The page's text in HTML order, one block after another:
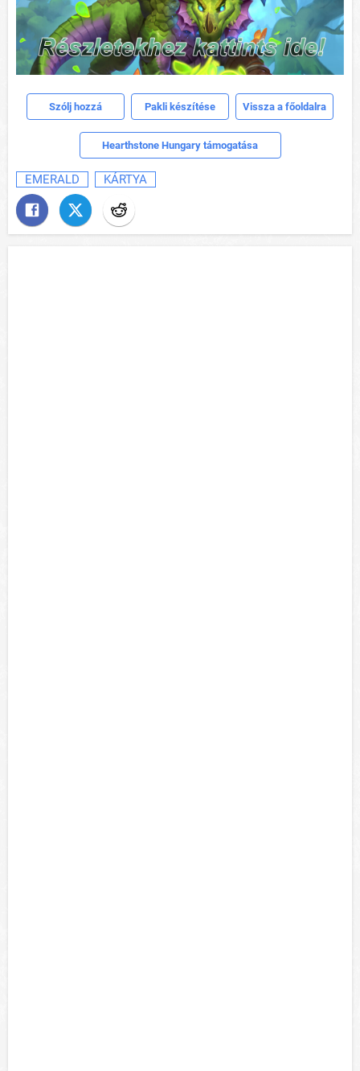
Szólj hozzá Pakli készítése Vissza a főoldalra
Hearthstone Hungary támogatása
EMERALD KÁRTYA